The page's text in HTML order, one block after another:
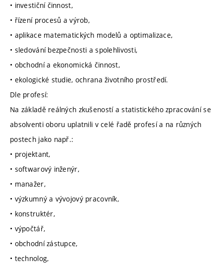
• investiční činnost,
• řízení procesů a výrob,
• aplikace matematických modelů a optimalizace,
• sledování bezpečnosti a spolehlivosti,
• obchodní a ekonomická činnost,
• ekologické studie, ochrana životního prostředí.
Dle profesí:
Na základě reálných zkušeností a statistického zpracování se
absolventi oboru uplatnili v celé řadě profesí a na různých
postech jako např.:
• projektant,
• softwarový inženýr,
• manažer,
• výzkumný a vývojový pracovník,
• konstruktér,
• výpočtář,
• obchodní zástupce,
• technolog,